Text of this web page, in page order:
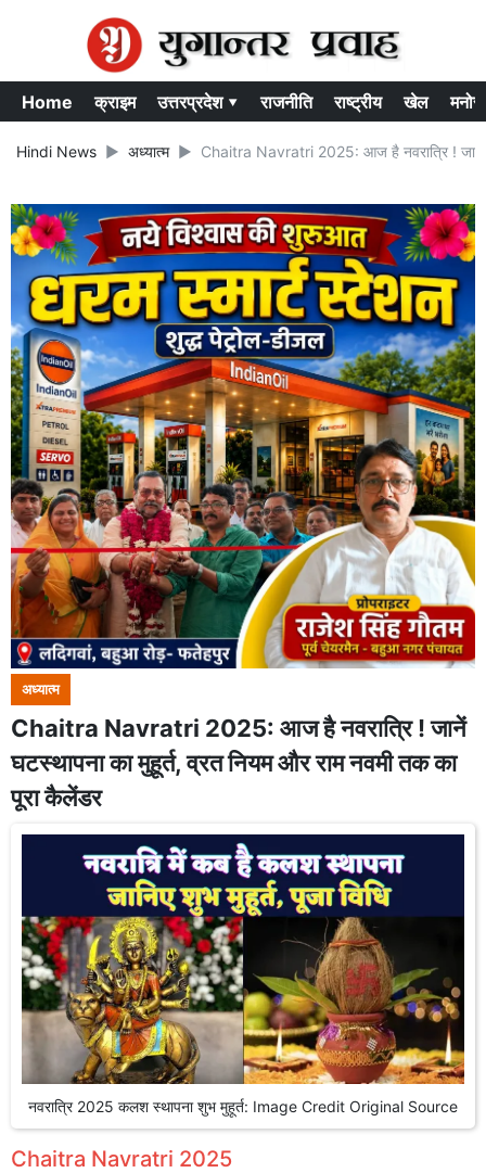
Home क्राइम उत्तरप्रदेश ▾ राजनीति राष्ट्रीय खेल
Hindi News अध्यात्म Chaitra Navratri 2025: आज है नवरात्रि ! जानें
अध्यात्म
Chaitra Navratri 2025: आज है नवरात्रि ! जानें
घटस्थापना का मुहूर्त, व्रत नियम और राम नवमी तक का
पूरा कैलेंडर
नवरात्रि 2025 कलश स्थापना शुभ मुहूर्त: Image Credit Original Source
Chaitra Navratri 2025